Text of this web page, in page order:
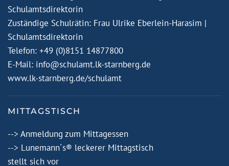
Schulamtsdirektorin
Zuständige Schulrätin: Frau Ulrike Eberlein-Harasim |
Schulamtsdirektorin
Telefon: +49 (0)8151 14877800
E-Mail: info@schulamt.lk-starnberg.de
www.lk-starnberg.de/schulamt
MITTAGSTISCH
--> Anmeldung zum Mittagessen
--> Lunemann´s® leckerer Mittagstisch
stellt sich vor